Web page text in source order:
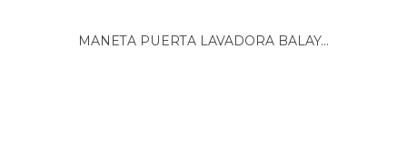
EBD, 1010AMANETA PUERTA LAVADORA BALAY...